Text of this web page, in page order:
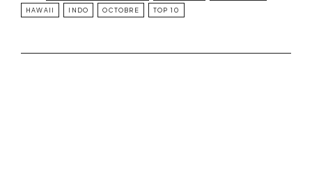
HAWAII INDO OCTOBRE TOP 10